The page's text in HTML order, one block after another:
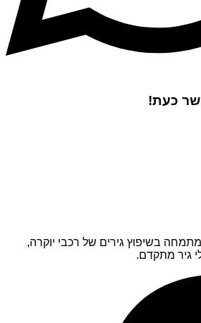
כעת!
בשיפוץ גירים של רכבי יוקרה,
גיר מתקדם.